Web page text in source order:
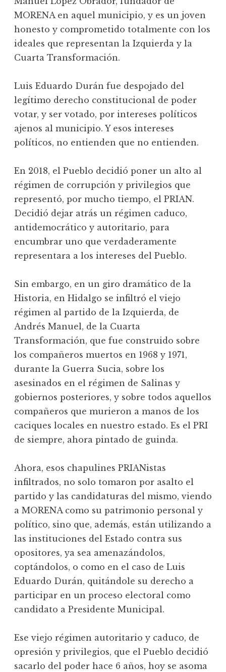
MORENA en aquel municipio, y es un joven
honesto y comprometido totalmente con los
ideales que representan la Izquierda y la
Cuarta Transformación.
Luis Eduardo Durán fue despojado del
legítimo derecho constitucional de poder
votar, y ser votado, por intereses políticos
ajenos al municipio. Y esos intereses
políticos, no entienden que no entienden.
En 2018, el Pueblo decidió poner un alto al
régimen de corrupción y privilegios que
representó, por mucho tiempo, el PRIAN.
Decidió dejar atrás un régimen caduco,
antidemocrático y autoritario, para
encumbrar uno que verdaderamente
representara a los intereses del Pueblo.
Sin embargo, en un giro dramático de la
Historia, en Hidalgo se infiltró el viejo
régimen al partido de la Izquierda, de
Andrés Manuel, de la Cuarta
Transformación, que fue construido sobre
los compañeros muertos en 1968 y 1971,
durante la Guerra Sucia, sobre los
asesinados en el régimen de Salinas y
gobiernos posteriores, y sobre todos aquellos
compañeros que murieron a manos de los
caciques locales en nuestro estado. Es el PRI
de siempre, ahora pintado de guinda.
Ahora, esos chapulines PRIANistas
infiltrados, no solo tomaron por asalto el
partido y las candidaturas del mismo, viendo
a MORENA como su patrimonio personal y
político, sino que, además, están utilizando a
las instituciones del Estado contra sus
opositores, ya sea amenazándolos,
coptándolos, o como en el caso de Luis
Eduardo Durán, quitándole su derecho a
participar en un proceso electoral como
candidato a Presidente Municipal.
Ese viejo régimen autoritario y caduco, de
opresión y privilegios, que el Pueblo decidió
sacarlo del poder hace 6 años, hoy se asoma